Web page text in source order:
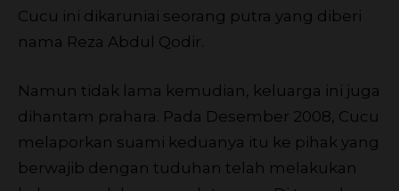
Cucu ini dikaruniai seorang putra yang diberi
nama Reza Abdul Qodir.
Namun tidak lama kemudian, keluarga ini juga
dihantam prahara. Pada Desember 2008, Cucu
melaporkan suami keduanya itu ke pihak yang
berwajib dengan tuduhan telah melakukan